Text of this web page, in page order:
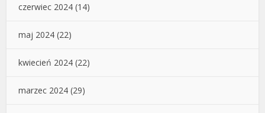
czerwiec 2024 (14)
maj 2024 (22)
kwiecień 2024 (22)
marzec 2024 (29)